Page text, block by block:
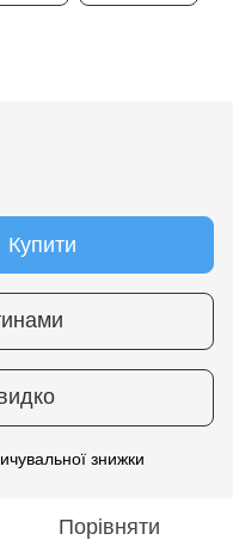
Купити
знижки
Порівняти